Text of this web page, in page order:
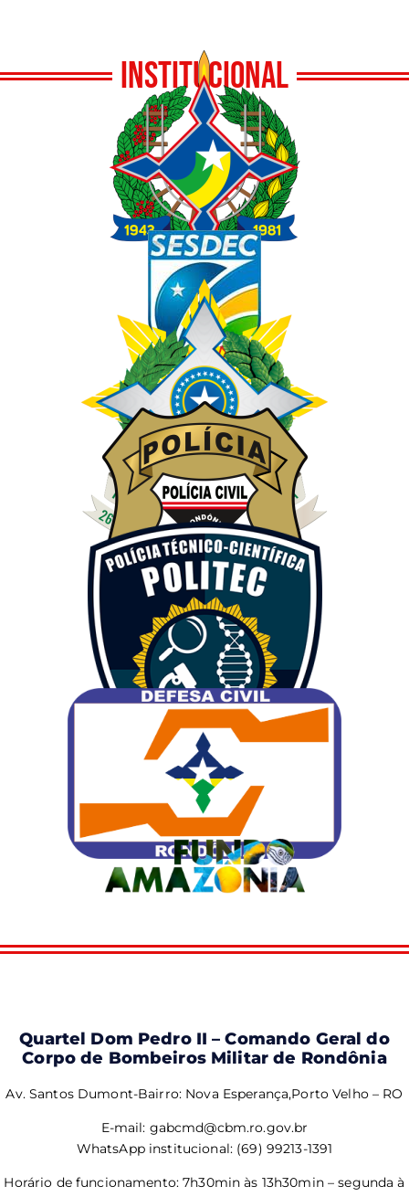
INSTITUCIONAL
Quartel Dom Pedro II – Comando Geral do
Corpo de Bombeiros Militar de Rondônia
Av. Santos Dumont-Bairro: Nova Esperança,Porto Velho – RO
E-mail: gabcmd@cbm.ro.gov.br
WhatsApp institucional: (69) 99213-1391
Horário de funcionamento: 7h30min às 13h30min – segunda à